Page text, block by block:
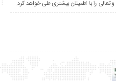
تعالی را با اطمینان بیشتری طی خواهد کرد.